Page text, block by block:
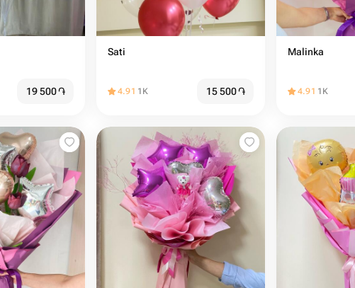
19 500֏
Sati
4.91 1K 15 500֏
Malinka
4.91 1K